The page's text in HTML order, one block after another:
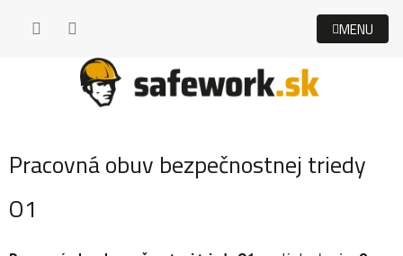
Pracovná obuv bezpečnostnej triedy
O1